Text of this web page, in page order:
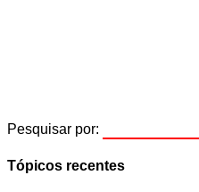
Email
Pesquisar por:
Tópicos recentes